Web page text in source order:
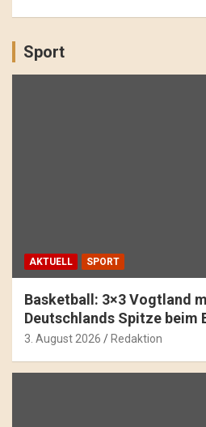
Sport
AKTUELL SPORT
Basketball: 3×3 Vogtland
Deutschlands Spitze beim
3. August 2026 Redaktion